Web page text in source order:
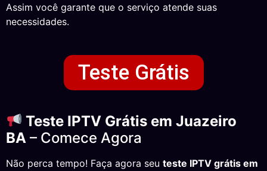
Assim você garante que o serviço atende suas
necessidades.
Teste Grátis
Teste IPTV Grátis em Juazeiro
BA – Comece Agora
Não perca tempo! Faça agora seu teste IPTV grátis em